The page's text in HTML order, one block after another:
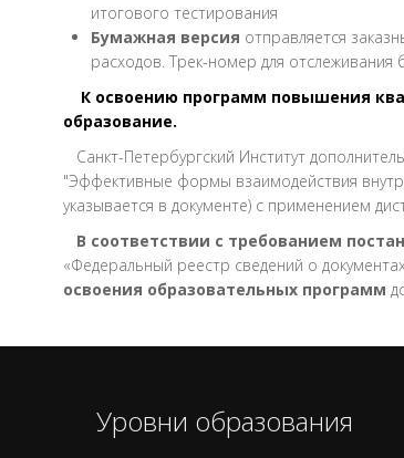
итогового тестирования
Бумажная версия отправляется
расходов. Трек-номер для отслеживания
К освоению программ повышения
образование.
Санкт-Петербургский Институт
"Эффективные формы взаимодействия
указывается в документе) с применением
В соответствии с требованием
«Федеральный реестр сведений о
освоения образовательных программ
Уровни образования